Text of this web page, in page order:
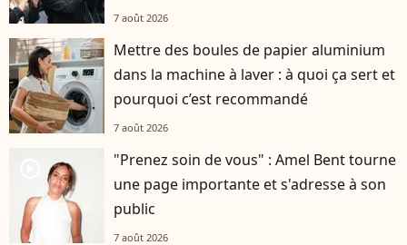
7 août 2026
Mettre des boules de papier aluminium
dans la machine à laver : à quoi ça sert et
pourquoi c’est recommandé
7 août 2026
"Prenez soin de vous" : Amel Bent tourne
une page importante et s'adresse à son
public
7 août 2026